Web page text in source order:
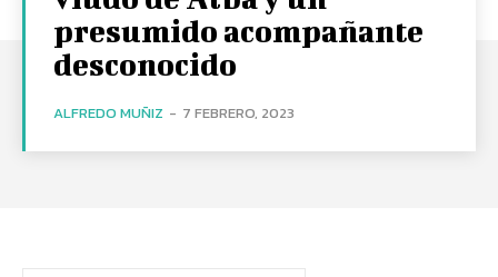
presumido acompañante
desconocido
ALFREDO MUÑIZ - 7 FEBRERO, 2023